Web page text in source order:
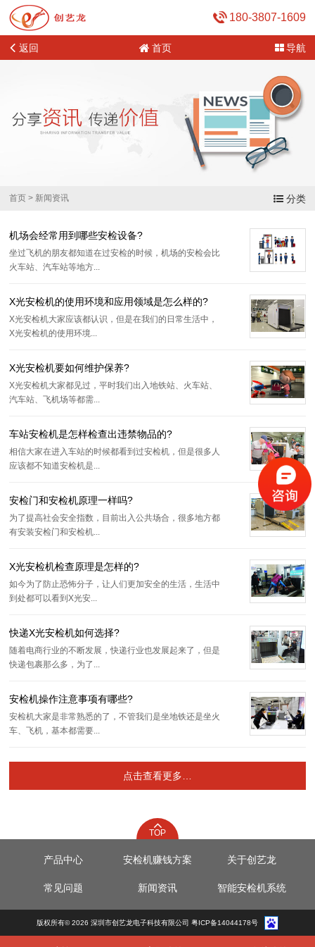
180-3807-1609
返回 首页 导航
分类
首页 > 新闻资讯
机场会经常用到哪些安检设备?
坐过飞机的朋友都知道在过安检的时候，机场的安检会比
火车站、汽车站等地方...
X光安检机的使用环境和应用领域是怎么样的?
X光安检机大家应该都认识，但是在我们的日常生活中，
X光安检机的使用环境...
X光安检机要如何维护保养?
X光安检机大家都见过，平时我们出入地铁站、火车站、
汽车站、飞机场等都需...
车站安检机是怎样检查出违禁物品的?
相信大家在进入车站的时候都看到过安检机，但是很多人
应该都不知道安检机是...
安检门和安检机原理一样吗?
为了提高社会安全指数，目前出入公共场合，很多地方都
有安装安检门和安检机...
X光安检机检查原理是怎样的?
如今为了防止恐怖分子，让人们更加安全的生活，生活中
到处都可以看到X光安...
快递X光安检机如何选择?
随着电商行业的不断发展，快递行业也发展起来了，但是
快递包裹那么多，为了...
安检机操作注意事项有哪些?
安检机大家是非常熟悉的了，不管我们是坐地铁还是坐火
车、飞机，基本都需要...
点击查看更多…
TOP
产品中心 安检机赚钱方案 关于创艺龙
常见问题 新闻资讯 智能安检机系统
版权所有© 2026 深圳市创艺龙电子科技有限公司 粤ICP备14044178号